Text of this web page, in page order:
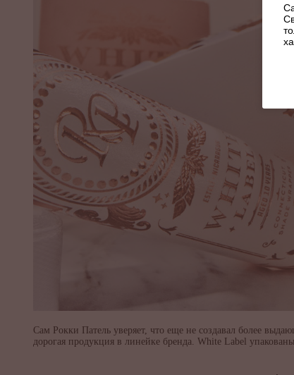
Сам Рокки Патель уверяет, что еще не создавал более
дорогая продукция в линейке бренда. White Label